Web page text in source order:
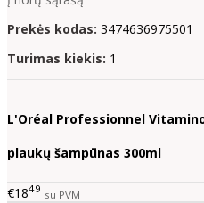
Prekės kodas: 3474636975501
Turimas kiekis: 1
L'Oréal Professionnel
plaukų šampūnas 300ml
€1849 su PVM